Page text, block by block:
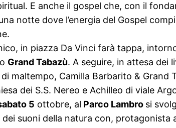
E anche il gospel che, con il
notte dove l’energia del Gospel
in piazza Da Vinci farà tappa,
Grand Tabazù. A seguire, in attesa dei
maltempo, Camilla Barbarito & Grand
dei S.S. Nereo e Achilleo di viale
5 ottobre, al Parco Lambro si
suoni della natura con, protagonista